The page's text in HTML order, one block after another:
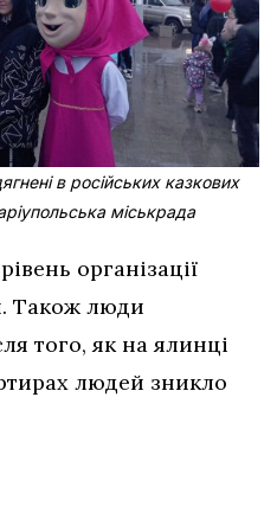
в російських казкових
міськрада
організації
Також люди
того, як на ялинці
людей зникло